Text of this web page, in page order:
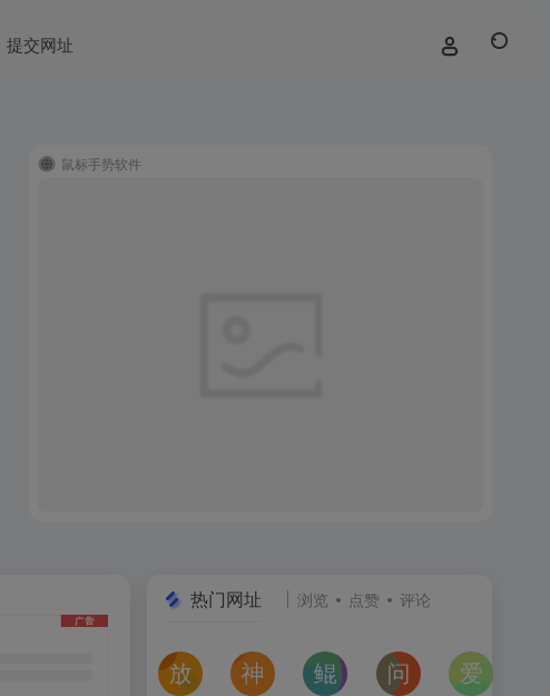
提交网址
鼠标手势软件
热门网址 浏览 点赞 评论
放屁音乐网
在线免费下载全网MP3付费歌曲
神仙代售
神仙代售，专注于游戏账号交易平台多年
鲲Galgame论坛
一个专注于二次元美少女剧情
问卷星
免费使用问卷星创